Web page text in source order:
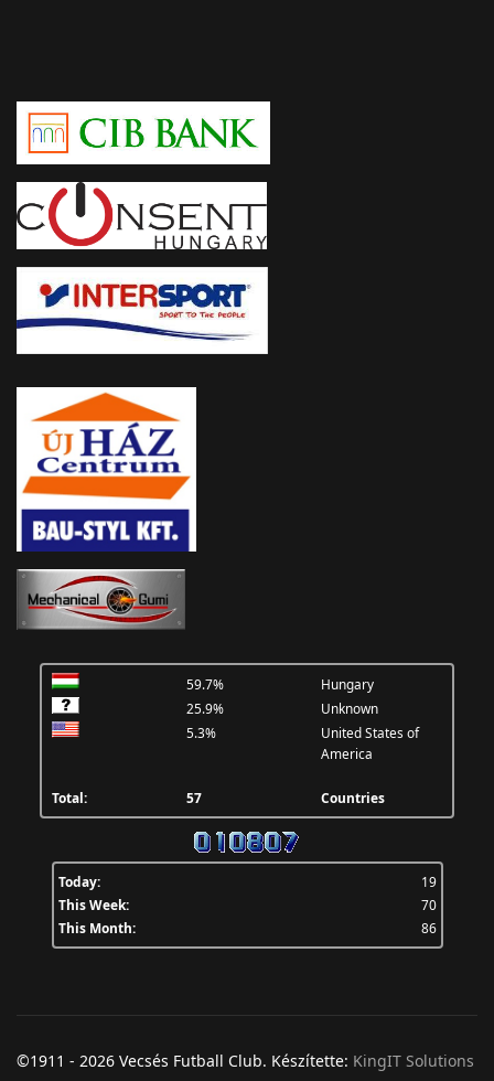
59.7%
Hungary
25.9%
Unknown
5.3%
United States of
America
Total: 57 Countries
Today:
19
This Week:
70
This Month:
86
©1911 - 2026 Vecsés Futball Club. Készítette: KingIT Solutions